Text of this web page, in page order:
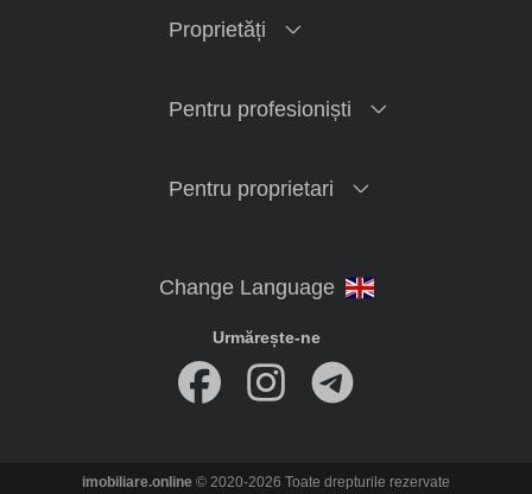
Proprietăți
Pentru profesioniști
Pentru proprietari
Urmărește-ne
imobiliare.online © 2020-2026 Toate drepturile rezervate